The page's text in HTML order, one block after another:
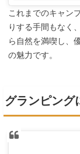
これまでのキャン
りする手間もなく
ら自然を満喫し、
の魅力です。
グランピング